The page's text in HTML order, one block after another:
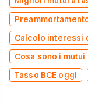
Calcolo interessi
Cosa sono i
Tasso BCE oggi